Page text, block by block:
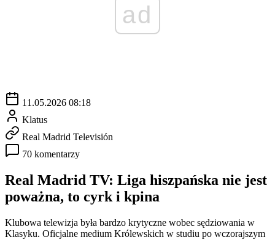
ad
11.05.2026 08:18
Klatus
Real Madrid Televisión
70 komentarzy
Real Madrid TV: Liga hiszpańska nie jest
poważna, to cyrk i kpina
Klubowa telewizja była bardzo krytyczne wobec sędziowania w
Klasyku. Oficjalne medium Królewskich w studiu po wczorajszym